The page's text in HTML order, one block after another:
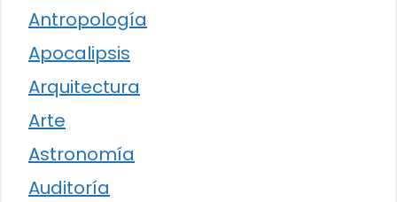
Antropología
Apocalipsis
Arquitectura
Arte
Astronomía
Auditoría